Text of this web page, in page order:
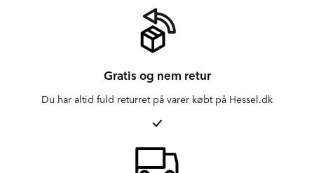
Gratis og nem retur
Du har altid fuld returret på varer købt på Hessel.dk